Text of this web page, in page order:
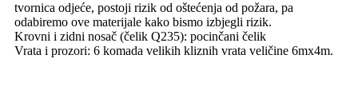
tvornica odjeće, postoji rizik od oštećenja od požara, pa
odabiremo ove materijale kako bismo izbjegli rizik.
Krovni i zidni nosač (čelik Q235): pocinčani čelik
Vrata i prozori: 6 komada velikih kliznih vrata veličine 6mx4m.